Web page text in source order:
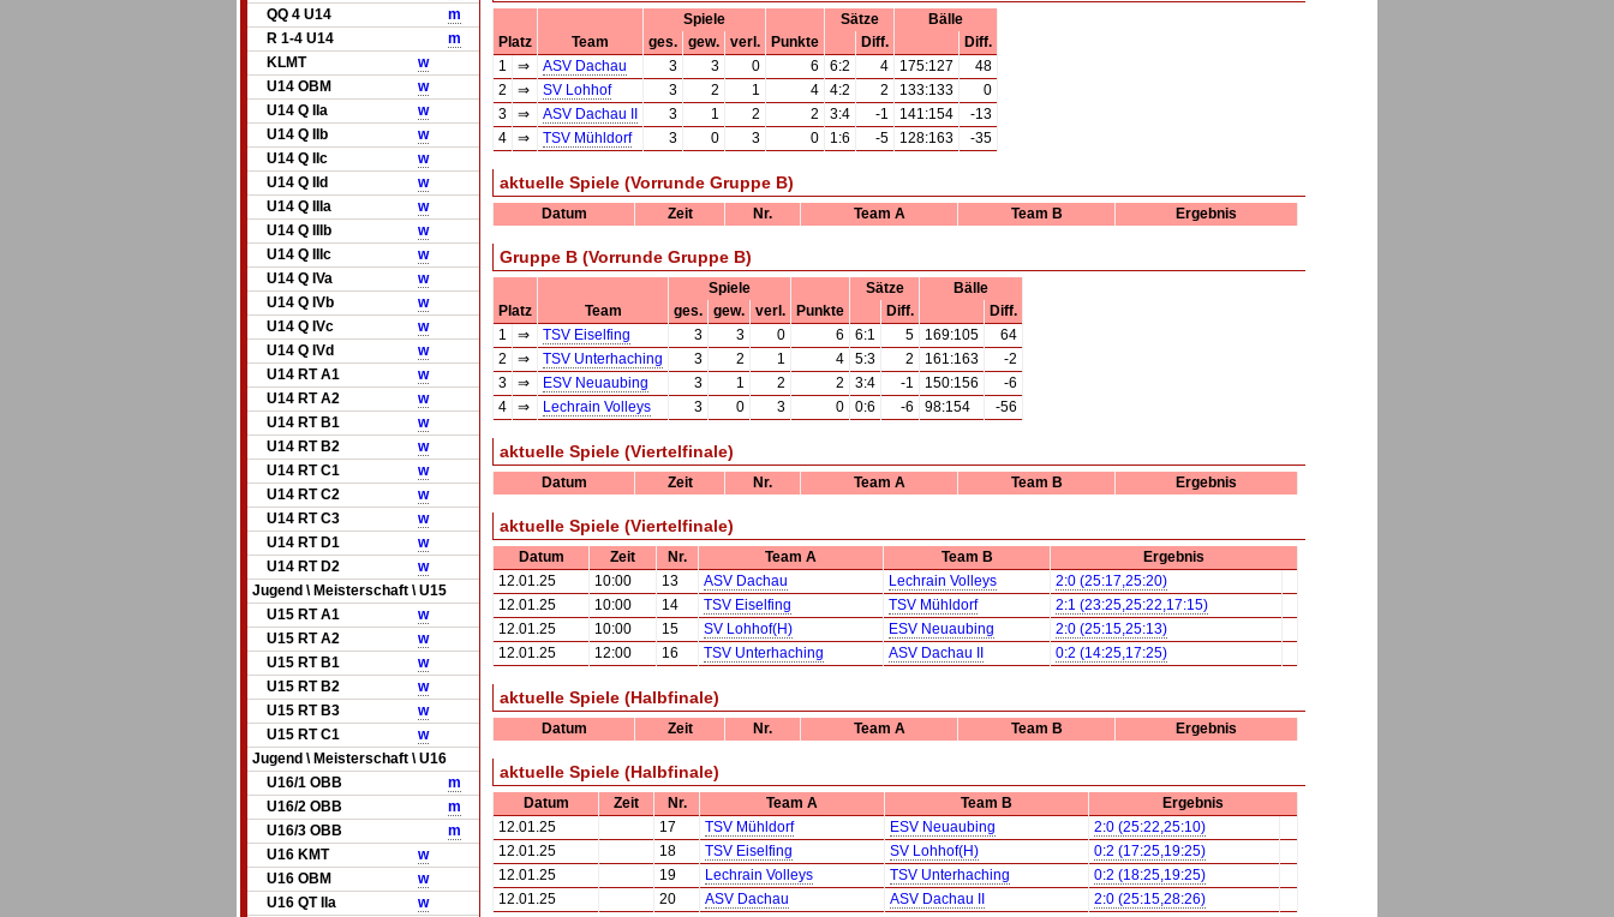
QQ 4 U14
m
R 1-4 U14
m
KLMT
w
U14 OBM
w
U14 Q IIa
w
U14 Q IIb
w
U14 Q IIc
w
U14 Q IId
w
U14 Q IIIa
w
U14 Q IIIb
w
U14 Q IIIc
w
U14 Q IVa
w
U14 Q IVb
w
U14 Q IVc
w
U14 Q IVd
w
U14 RT A1
w
U14 RT A2
w
U14 RT B1
w
U14 RT B2
w
U14 RT C1
w
U14 RT C2
w
U14 RT C3
w
U14 RT D1
w
U14 RT D2
w
Jugend \ Meisterschaft \ U15
U15 RT A1
w
U15 RT A2
w
U15 RT B1
w
U15 RT B2
w
U15 RT B3
w
U15 RT C1
w
Jugend \ Meisterschaft \ U16
U16/1 OBB
m
U16/2 OBB
m
U16/3 OBB
m
U16 KMT
w
U16 OBM
w
U16 QT IIa
w
Spiele Sätze
Bälle
Platz
Team ges. gew. verl. Punkte Diff.
Diff.
1
⇒ ASV Dachau 3 3 0 6 6:2 4 175:127
48
2
⇒ SV Lohhof 3 2 1 4 4:2 2 133:133
0
3
⇒ ASV Dachau II 3 1 2 2 3:4 -1 141:154
-13
4
⇒ TSV Mühldorf 3 0 3 0 1:6 -5 128:163 -35
aktuelle Spiele (Vorrunde Gruppe B)
Datum Zeit Nr. Team A Team B Ergebnis
Gruppe B (Vorrunde Gruppe B)
Spiele Sätze
Bälle
Platz
Team ges. gew. verl. Punkte Diff.
Diff.
1
⇒ TSV Eiselfing 3 3 0 6 6:1 5 169:105
64
2
⇒ TSV Unterhaching 3 2 1 4 5:3 2 161:163
-2
3
⇒ ESV Neuaubing 3 1 2 2 3:4 -1 150:156
-6
4
⇒ Lechrain Volleys 3 0 3 0 0:6 -6 98:154 -56
aktuelle Spiele (Viertelfinale)
Datum Zeit Nr. Team A Team B Ergebnis
aktuelle Spiele (Viertelfinale)
Datum Zeit Nr. Team A Team B
Ergebnis
12.01.25
10:00 13 ASV Dachau Lechrain Volleys
2:0 (25:17,25:20)
12.01.25
10:00 14 TSV Eiselfing TSV Mühldorf
2:1 (23:25,25:22,17:15)
12.01.25
10:00 15 SV Lohhof(H) ESV Neuaubing
2:0 (25:15,25:13)
12.01.25
12:00 16 TSV Unterhaching ASV Dachau II 0:2 (14:25,17:25)
aktuelle Spiele (Halbfinale)
Datum Zeit Nr. Team A Team B Ergebnis
aktuelle Spiele (Halbfinale)
Datum Zeit Nr. Team A Team B
Ergebnis
12.01.25
17 TSV Mühldorf ESV Neuaubing
2:0 (25:22,25:10)
12.01.25
18 TSV Eiselfing SV Lohhof(H)
0:2 (17:25,19:25)
12.01.25
19 Lechrain Volleys TSV Unterhaching
0:2 (18:25,19:25)
12.01.25
20 ASV Dachau ASV Dachau II 2:0 (25:15,28:26)